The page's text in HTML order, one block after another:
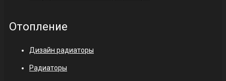
Отопление
Дизайн радиаторы
Радиаторы